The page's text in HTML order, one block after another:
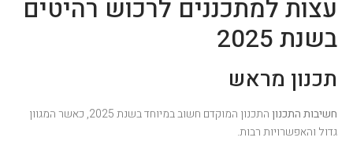
עצות למתכננים לרכוש רהיטים
בשנת 2025
תכנון מראש
חשיבות התכנון
התכנון המוקדם חשוב במיוחד בשנת 2025, כאשר המגוון
גדול והאפשרויות רבות.